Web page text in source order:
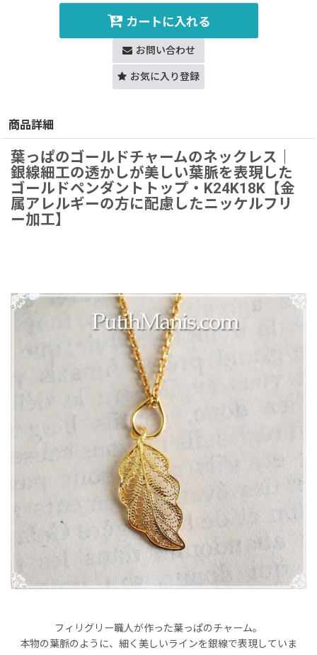
カートに入れる
お問い合わせ
お気に入り登録
商品詳細
葉っぱのゴールドチャームのネックレス｜
銀線細工の透かしが美しい葉脈を表現した
ゴールドペンダントトップ・K24K18K【金
属アレルギーの方に配慮したニッケルフリ
ー加工】
フィリグリー職人が作った葉っぱのチャーム。
本物の葉脈のように、細く美しいラインを銀線で表現していま